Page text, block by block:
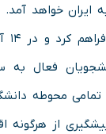
ایران خواهد
فعال به
تمامی محوطه
از هرگونه